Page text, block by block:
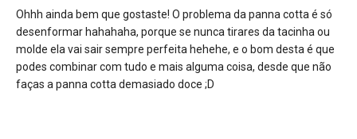
Ohhh ainda bem que gostaste! O problema da panna cotta é só
desenformar hahahaha, porque se nunca tirares da tacinha ou
molde ela vai sair sempre perfeita hehehe, e o bom desta é que
podes combinar com tudo e mais alguma coisa, desde que não
faças a panna cotta demasiado doce ;D